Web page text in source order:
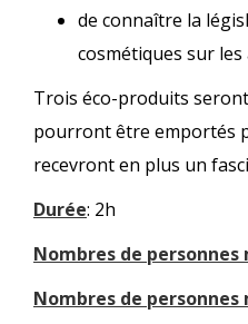
de connaître la
cosmétiques sur les
Trois éco-produits
pourront être emportés
recevront en plus un
Durée: 2h
Nombres de
Nombres de personnes